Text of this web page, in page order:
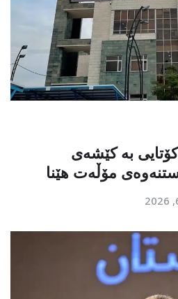
بە کێشەی
مۆڵەت هێنا